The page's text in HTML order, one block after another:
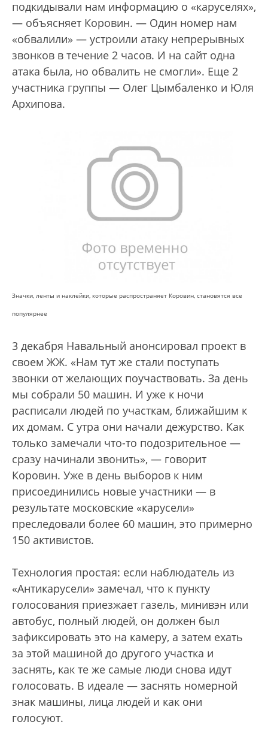
подкидывали нам информацию о «каруселях»,
— объясняет Коровин. — Один номер нам
«обвалили» — устроили атаку непрерывных
звонков в течение 2 часов. И на сайт одна
атака была, но обвалить не смогли». Еще 2
участника группы — Олег Цымбаленко и Юля
Архипова.
Значки, ленты и наклейки, которые распространяет Коровин, становятся все
популярнее
3 декабря Навальный анонсировал проект в
своем ЖЖ. «Нам тут же стали поступать
звонки от желающих поучаствовать. За день
мы собрали 50 машин. И уже к ночи
расписали людей по участкам, ближайшим к
их домам. С утра они начали дежурство. Как
только замечали что-то подозрительное —
сразу начинали звонить», — говорит
Коровин. Уже в день выборов к ним
присоединились новые участники — в
результате московские «карусели»
преследовали более 60 машин, это примерно
150 активистов.
Технология простая: если наблюдатель из
«Антикарусели» замечал, что к пункту
голосования приезжает газель, минивэн или
автобус, полный людей, он должен был
зафиксировать это на камеру, а затем ехать
за этой машиной до другого участка и
заснять, как те же самые люди снова идут
голосовать. В идеале — заснять номерной
знак машины, лица людей и как они
голосуют.